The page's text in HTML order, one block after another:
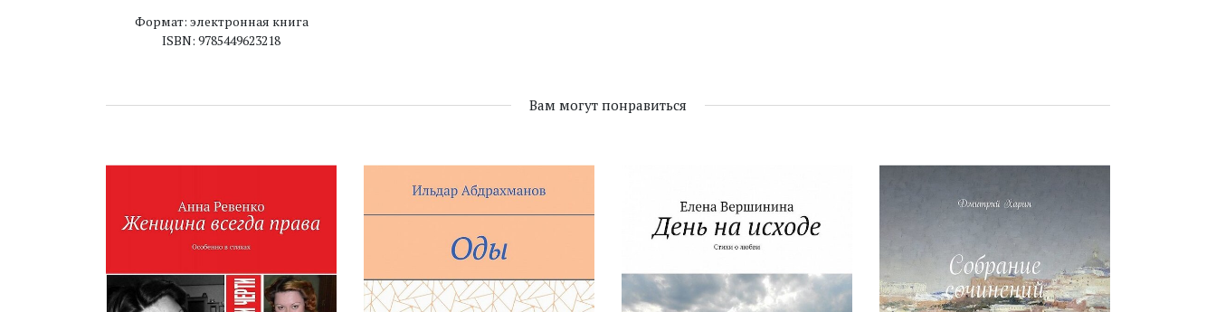
Формат: электронная книга
ISBN: 9785449623218
Вам могут понравиться